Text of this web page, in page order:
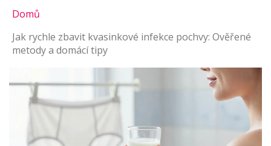
Domů
Jak rychle zbavit kvasinkové infekce pochvy: Ověřené
metody a domácí tipy